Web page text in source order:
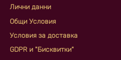
Лични данни
Общи Условия
Условия за доставка
GDPR и "Бисквитки"